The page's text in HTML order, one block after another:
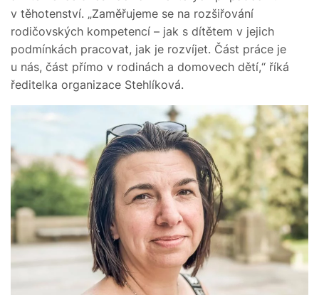
v těhotenství. „Zaměřujeme se na rozšiřování
rodičovských kompetencí – jak s dítětem v jejich
podmínkách pracovat, jak je rozvíjet. Část práce je
u nás, část přímo v rodinách a domovech dětí,“ říká
ředitelka organizace Stehlíková.